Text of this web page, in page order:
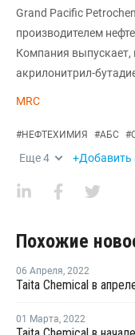
Grand Pacific
производителем
Компания выпускает,
акрилонитрил-
MRC
#НЕФТЕХИМИЯ #АБС #
Еще4 +Добавить
Похожие
06 Апреля, 2022
01 Марта, 2022